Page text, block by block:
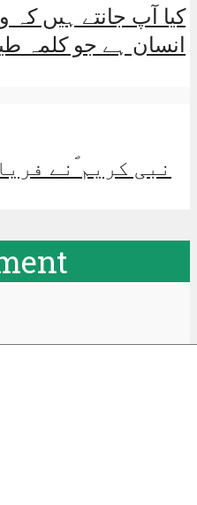
کیا آپ جانتے ہیں
انسان ہے جو کلمہ
نبی کریم ؐنے